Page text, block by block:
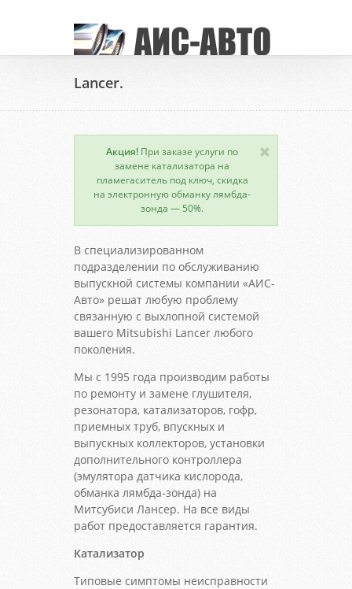
Lancer.
Акция! При заказе услуги по
замене катализатора на
пламегаситель под ключ, скидка
на электронную обманку лямбда-
зонда — 50%.
В специализированном
подразделении по обслуживанию
выпускной системы компании «АИС-
Авто» решат любую проблему
связанную с выхлопной системой
вашего Mitsubishi Lancer любого
поколения.
Мы с 1995 года производим работы
по ремонту и замене глушителя,
резонатора, катализаторов, гофр,
приемных труб, впускных и
выпускных коллекторов, установки
дополнительного контроллера
(эмулятора датчика кислорода,
обманка лямбда-зонда) на
Митсубиси Лансер. На все виды
работ предоставляется гарантия.
Катализатор
Типовые симптомы неисправности